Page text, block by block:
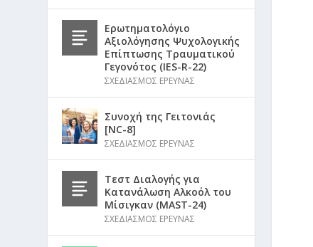
Ερωτηματολόγιο
Αξιολόγησης Ψυχολογικής
Επίπτωσης Τραυματικού
Γεγονότος (IES-R-22)
ΣΧΕΔΙΑΣΜΟΣ ΕΡΕΥΝΑΣ
Συνοχή της Γειτονιάς
[NC-8]
ΣΧΕΔΙΑΣΜΟΣ ΕΡΕΥΝΑΣ
Τεστ Διαλογής για
Κατανάλωση Αλκοόλ του
Μίσιγκαν (MAST-24)
ΣΧΕΔΙΑΣΜΟΣ ΕΡΕΥΝΑΣ